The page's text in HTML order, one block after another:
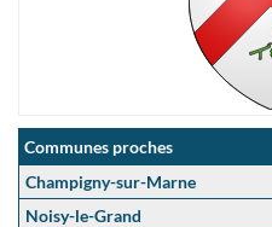
Communes proches
Champigny-sur-Marne
Noisy-le-Grand